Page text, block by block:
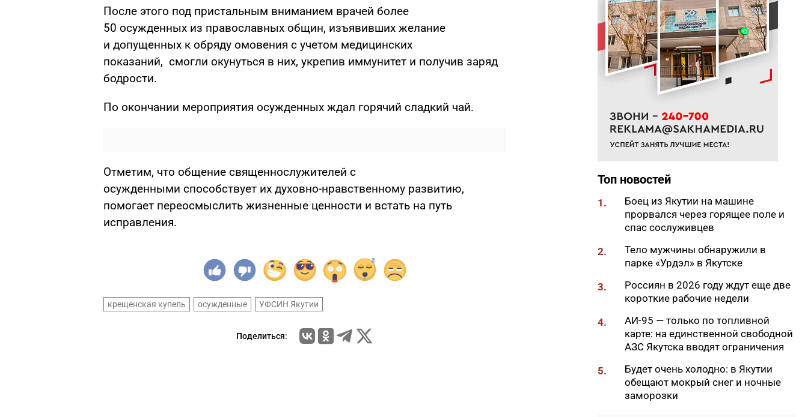
После этого под пристальным вниманием врачей более
50 осужденных из православных общин, изъявивших желание
и допущенных к обряду омовения с учетом медицинских
показаний, смогли окунуться в них, укрепив иммунитет и получив заряд
бодрости.
По окончании мероприятия осужденных ждал горячий сладкий чай.
Отметим, что общение священнослужителей с
осужденными способствует их духовно-нравственному развитию,
помогает переосмыслить жизненные ценности и встать на путь
исправления.
крещенская купель осужденные УФСИН Якутии
Поделиться:
встречу главы Якутии с
Путиным сигналом доверия и
значимости региона
18:01
Социальные участковые в
Якутии приняли около 2000
обращений
33 цветка с клумбы в центре
Якутска
«Полюс Строя» Евгений
климате
Слет молодых специалистов
30 участников из трех
муниципалитетов
17:34
Якутяне подали более 61
тысяч заявлений на получение
земельных участков
«Точка будущего. Якутия»:
самый масштабный
образовательный проект на
вечной мерзлоте
47 участников из арктических
Топ новостей
1.
Боец из Якутии на машине
прорвался через горящее поле и
спас сослуживцев
2.
Тело мужчины обнаружили в
парке «Урдэл» в Якутске
3.
Россиян в 2026 году ждут еще две
короткие рабочие недели
4.
АИ-95 — только по топливной
карте: на единственной свободной
АЗС Якутска вводят ограничения
5.
Будет очень холодно: в Якутии
обещают мокрый снег и ночные
заморозки